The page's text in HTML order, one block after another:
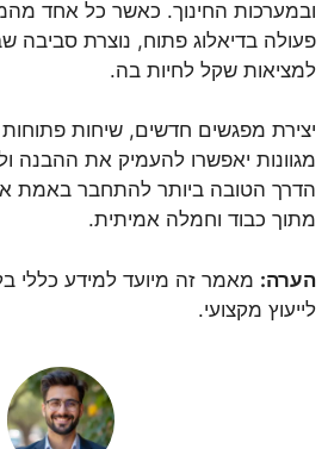
ובמערכות החינוך. כאשר כל אחד
פעולה בדיאלוג פתוח, נוצרת סביבה
למציאות שקל לחיות בה.
יצירת מפגשים חדשים, שיחות
מגוונות יאפשרו להעמיק את ההבנה
הדרך הטובה ביותר להתחבר באמת
מתוך כבוד וחמלה אמיתית.
הערה: מאמר זה מיועד למידע כללי
לייעוץ מקצועי.